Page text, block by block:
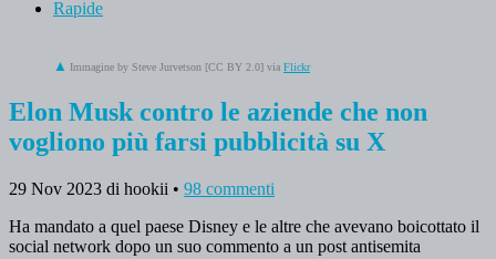
Rapide
Immagine by Steve Jurvetson [CC BY 2.0] via Flickr
Elon Musk contro le aziende che non
vogliono più farsi pubblicità su X
29 Nov 2023 di hookii • 98 commenti
Ha mandato a quel paese Disney e le altre che avevano boicottato il
social network dopo un suo commento a un post antisemita